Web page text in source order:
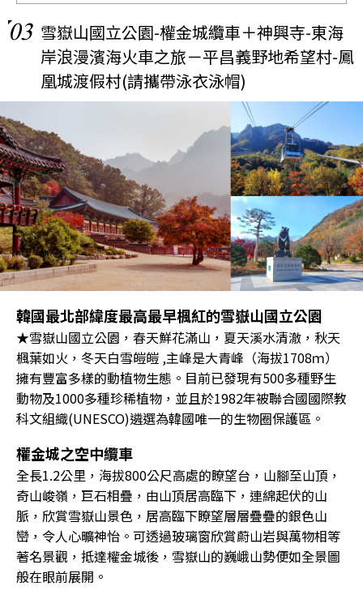
03 雪嶽山國立公園-權金城纜車＋神興寺-東海
岸浪漫濱海火車之旅－平昌義野地希望村-鳳
凰城渡假村(請攜帶泳衣泳帽)
韓國最北部緯度最高最早楓紅的雪嶽山國立公園
★雪嶽山國立公園，春天鮮花滿山，夏天溪水清澈，秋天
楓葉如火，冬天白雪皚皚 ,主峰是大青峰（海拔1708ｍ）
擁有豐富多樣的動植物生態。目前已發現有500多種野生
動物及1000多種珍稀植物，並且於1982年被聯合國國際教
科文組織(UNESCO)遴選為韓國唯一的生物圈保護區。
權金城之空中纜車
全長1.2公里，海拔800公尺高處的瞭望台，山腳至山頂，
奇山峻嶺，巨石相疊，由山頂居高臨下，連綿起伏的山
脈，欣賞雪嶽山景色，居高臨下瞭望層層疊疊的銀色山
巒，令人心曠神怡。可透過玻璃窗欣賞蔚山岩與萬物相等
著名景觀，抵達權金城後，雪嶽山的巍峨山勢便如全景圖
般在眼前展開。